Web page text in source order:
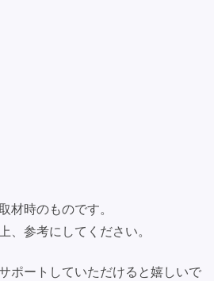
材時のものです。
、参考にしてください。
ポートしていただけると嬉しいで